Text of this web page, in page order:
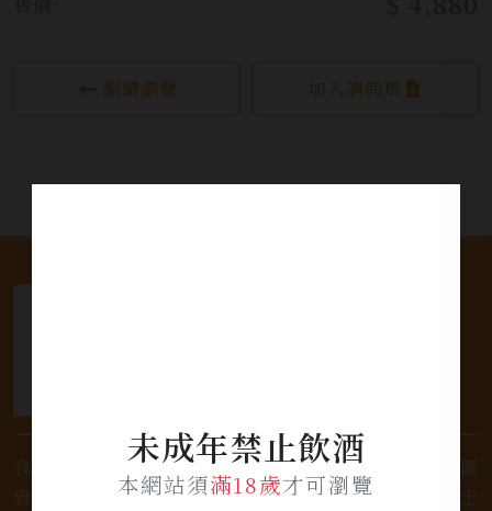
未成年禁止飲酒
本網站須滿18歲才可瀏覽
繼續瀏覽 加入詢問單
我們是專業銷售威士忌及各式酒類的店家，為您提供優
質的選擇和卓越的服務。不論您是熱愛品味經典的威士